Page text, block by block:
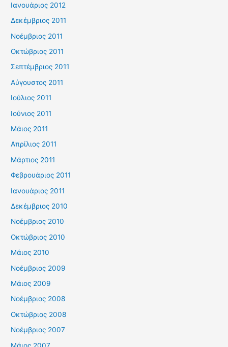
Ιανουάριος 2012
Δεκέμβριος 2011
Νοέμβριος 2011
Οκτώβριος 2011
Σεπτέμβριος 2011
Αύγουστος 2011
Ιούλιος 2011
Ιούνιος 2011
Μάιος 2011
Απρίλιος 2011
Μάρτιος 2011
Φεβρουάριος 2011
Ιανουάριος 2011
Δεκέμβριος 2010
Νοέμβριος 2010
Οκτώβριος 2010
Μάιος 2010
Νοέμβριος 2009
Μάιος 2009
Νοέμβριος 2008
Οκτώβριος 2008
Νοέμβριος 2007
Μάιος 2007